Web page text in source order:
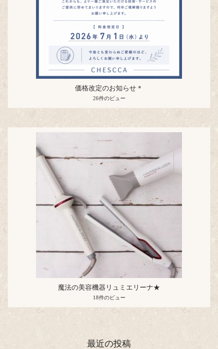
価格改定のお知らせ＊
26件のビュー
魔法の美容機器リュミエリーナ★
18件のビュー
最近の投稿